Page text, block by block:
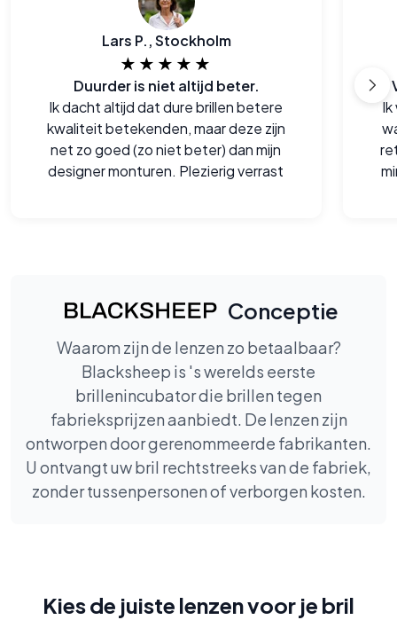
Lars P., Stockholm
★★★★★
Duurder is niet altijd beter.
Ik dacht altijd dat dure brillen betere
kwaliteit betekenden, maar deze zijn
net zo goed (zo niet beter) dan mijn
designer monturen. Plezierig verrast
Conceptie
Waarom zijn de lenzen zo betaalbaar?
Blacksheep is 's werelds eerste
brillenincubator die brillen tegen
fabrieksprijzen aanbiedt. De lenzen zijn
ontworpen door gerenommeerde fabrikanten.
U ontvangt uw bril rechtstreeks van de fabriek,
zonder tussenpersonen of verborgen kosten.
Kies de juiste lenzen voor je bril